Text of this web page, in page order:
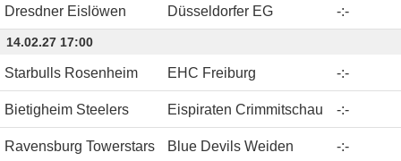
Dresdner Eislöwen Düsseldorfer EG -:-
14.02.27 17:00
Starbulls Rosenheim EHC Freiburg -:-
Bietigheim Steelers Eispiraten Crimmitschau -:-
Ravensburg Towerstars Blue Devils Weiden -:-